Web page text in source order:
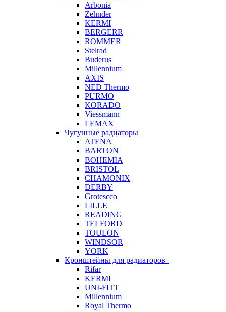
Arbonia
Zehnder
KERMI
BERGERR
ROMMER
Stelrad
Buderus
Millennium
AXIS
NED Thermo
PURMO
KORADO
Viessmann
LEMAX
Чугунные радиаторы
ATENA
BARTON
BOHEMIA
BRISTOL
CHAMONIX
DERBY
Grotescco
LILLE
READING
TELFORD
TOULON
WINDSOR
YORK
Кронштейны для радиаторов
Rifar
KERMI
UNI-FITT
Millennium
Royal Thermo